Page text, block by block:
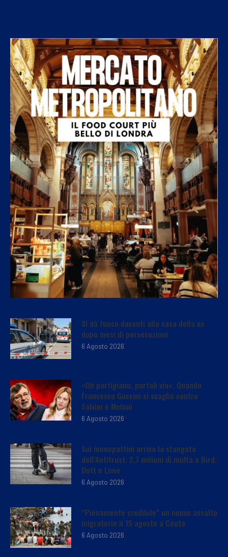
Si dà fuoco davanti alla casa della ex
dopo mesi di persecuzioni
6 Agosto 2026
«Oh partigiano, portali via». Quando
Francesco Guccini si scagliò contro
Salvini e Meloni
6 Agosto 2026
Sui monopattini arriva la stangata
dell’Antitrust: 2,7 milioni di multa a Bird,
Dott e Lime
6 Agosto 2026
“Pienamente credibile” un nuovo assalto
migratorio il 15 agosto a Ceuta
6 Agosto 2026